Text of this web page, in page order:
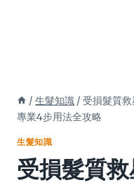
/ 生髮知識 / 受損髮質
專業4步用法全攻略
生髮知識
受損髮質